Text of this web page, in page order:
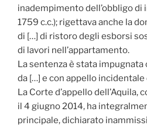
inadempimento dell’obbligo di
1759 c.c.); rigettava anche la
di […] di ristoro degli esborsi
di lavori nell’appartamento.
La sentenza è stata
da […] e con appello incidentale
La Corte d’appello dell’Aquila,
il 4 giugno 2014, ha
principale, dichiarato